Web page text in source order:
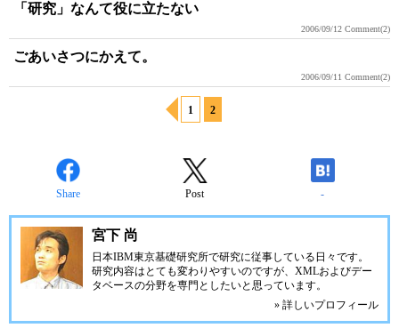
「研究」なんて役に立たない
2006/09/12 Comment(2)
ごあいさつにかえて。
2006/09/11 Comment(2)
1 2
Share Post -
宮下 尚
日本IBM東京基礎研究所で研究に従事している日々です。
研究内容はとても変わりやすいのですが、XMLおよびデー
タベースの分野を専門としたいと思っています。
» 詳しいプロフィール